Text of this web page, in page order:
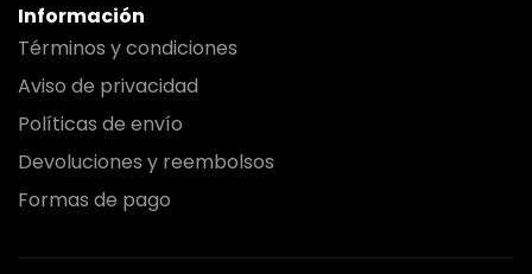
Información
Términos y condiciones
Aviso de privacidad
Políticas de envío
Devoluciones y reembolsos
Formas de pago